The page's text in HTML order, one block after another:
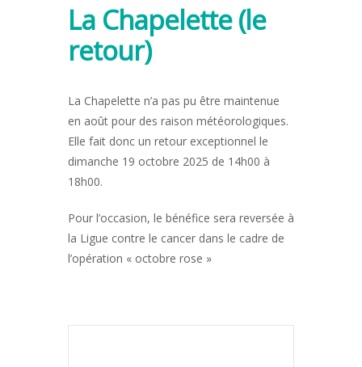
La Chapelette (le
retour)
La Chapelette n’a pas pu être maintenue
en août pour des raison météorologiques.
Elle fait donc un retour exceptionnel le
dimanche 19 octobre 2025 de 14h00 à
18h00.
Pour l’occasion, le bénéfice sera reversée à
la Ligue contre le cancer dans le cadre de
l’opération « octobre rose »